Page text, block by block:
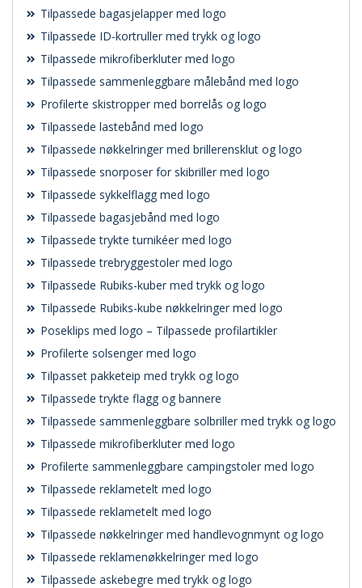
Tilpassede bagasjelapper med logo
Tilpassede ID-kortruller med trykk og logo
Tilpassede mikrofiberkluter med logo
Tilpassede sammenleggbare målebånd med logo
Profilerte skistropper med borrelås og logo
Tilpassede lastebånd med logo
Tilpassede nøkkelringer med brillerensklut og logo
Tilpassede snorposer for skibriller med logo
Tilpassede sykkelflagg med logo
Tilpassede bagasjebånd med logo
Tilpassede trykte turnikéer med logo
Tilpassede trebryggestoler med logo
Tilpassede Rubiks-kuber med trykk og logo
Tilpassede Rubiks-kube nøkkelringer med logo
Poseklips med logo – Tilpassede profilartikler
Profilerte solsenger med logo
Tilpasset pakketeip med trykk og logo
Tilpassede trykte flagg og bannere
Tilpassede sammenleggbare solbriller med trykk og logo
Tilpassede mikrofiberkluter med logo
Profilerte sammenleggbare campingstoler med logo
Tilpassede reklametelt med logo
Tilpassede reklametelt med logo
Tilpassede nøkkelringer med handlevognmynt og logo
Tilpassede reklamenøkkelringer med logo
Tilpassede askebegre med trykk og logo